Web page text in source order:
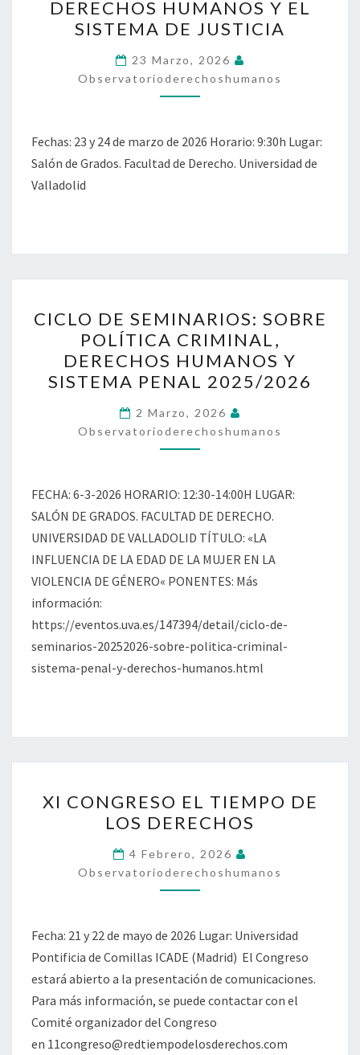
FORMACIÓN
DE
MAGISTRADOS:
LOS
DERECHOS
Y
EL
DERECHOS HUMANOS Y EL
SISTEMA DE JUSTICIA
23 Marzo, 2026
Observatorioderechoshumanos
Fechas: 23 y 24 de marzo de 2026 Horario: 9:30h Lugar:
Salón de Grados. Facultad de Derecho. Universidad de
Valladolid
DE
SEMINARIOS:
SOBRE
POLÍTICA
CRIMINAL,
DERECHOS
HUMANOS
SISTEMA
PENAL
2025/2026
CICLO DE SEMINARIOS: SOBRE
POLÍTICA CRIMINAL,
DERECHOS HUMANOS Y
SISTEMA PENAL 2025/2026
2 Marzo, 2026
Observatorioderechoshumanos
FECHA: 6-3-2026 HORARIO: 12:30-14:00H LUGAR:
SALÓN DE GRADOS. FACULTAD DE DERECHO.
UNIVERSIDAD DE VALLADOLID TÍTULO: «LA
INFLUENCIA DE LA EDAD DE LA MUJER EN LA
VIOLENCIA DE GÉNERO« PONENTES: Más
información:
https://eventos.uva.es/147394/detail/ciclo-de-
seminarios-20252026-sobre-politica-criminal-
sistema-penal-y-derechos-humanos.html
CONGRESO
EL
TIEMPO
DE
LOS
XI CONGRESO EL TIEMPO DE
LOS DERECHOS
4 Febrero, 2026
Observatorioderechoshumanos
Fecha: 21 y 22 de mayo de 2026 Lugar: Universidad
Pontificia de Comillas ICADE (Madrid) El Congreso
estará abierto a la presentación de comunicaciones.
Para más información, se puede contactar con el
Comité organizador del Congreso
en 11congreso@redtiempodelosderechos.com